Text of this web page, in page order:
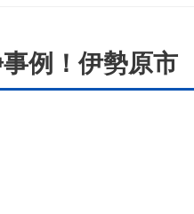
例！伊勢原市